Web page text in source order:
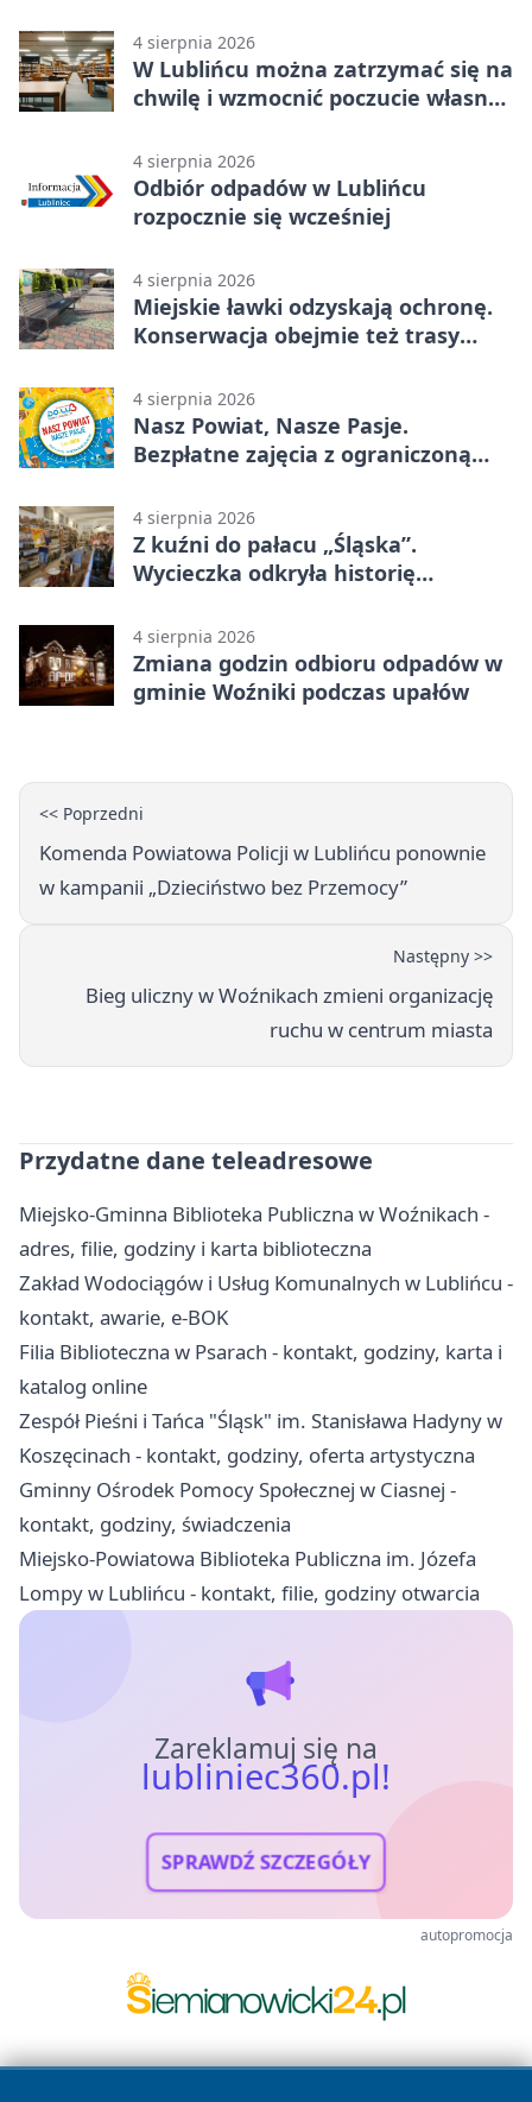
4 sierpnia 2026
W Lublińcu można zatrzymać się na
chwilę i wzmocnić poczucie własnej
4 sierpnia 2026
Odbiór odpadów w Lublińcu
rozpocznie się wcześniej
4 sierpnia 2026
Miejskie ławki odzyskają ochronę.
Konserwacja obejmie też trasy
4 sierpnia 2026
Nasz Powiat, Nasze Pasje.
Bezpłatne zajęcia z ograniczoną
4 sierpnia 2026
Z kuźni do pałacu „Śląska”.
Wycieczka odkryła historię
4 sierpnia 2026
Zmiana godzin odbioru odpadów w
gminie Woźniki podczas upałów
<< Poprzedni
Komenda Powiatowa Policji w Lublińcu ponownie
w kampanii „Dzieciństwo bez Przemocy”
Następny >>
Bieg uliczny w Woźnikach zmieni organizację
ruchu w centrum miasta
Przydatne dane teleadresowe
Miejsko-Gminna Biblioteka Publiczna w Woźnikach -
adres, filie, godziny i karta biblioteczna
Zakład Wodociągów i Usług Komunalnych w Lublińcu -
kontakt, awarie, e-BOK
Filia Biblioteczna w Psarach - kontakt, godziny, karta i
katalog online
Zespół Pieśni i Tańca "Śląsk" im. Stanisława Hadyny w
Koszęcinach - kontakt, godziny, oferta artystyczna
Gminny Ośrodek Pomocy Społecznej w Ciasnej -
kontakt, godziny, świadczenia
Miejsko-Powiatowa Biblioteka Publiczna im. Józefa
Lompy w Lublińcu - kontakt, filie, godziny otwarcia
Zareklamuj się na
lubliniec360.pl!
SPRAWDŹ SZCZEGÓŁY
autopromocja